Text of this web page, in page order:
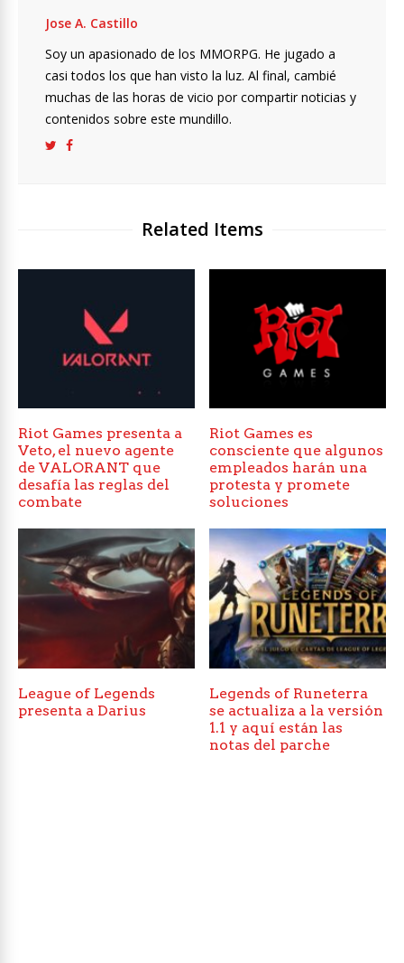
Jose A. Castillo
Soy un apasionado de los MMORPG. He jugado a
casi todos los que han visto la luz. Al final, cambié
muchas de las horas de vicio por compartir noticias y
contenidos sobre este mundillo.
Related Items
Riot Games presenta a
Veto, el nuevo agente
de VALORANT que
desafía las reglas del
combate
Riot Games es
consciente que algunos
empleados harán una
protesta y promete
soluciones
League of Legends
presenta a Darius
Legends of Runeterra
se actualiza a la versión
1.1 y aquí están las
notas del parche